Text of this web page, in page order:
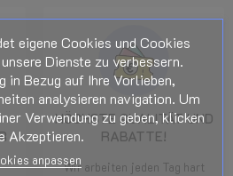
HÖCHSTE QUALITÄT UND
RABATTE!
Wir arbeiten jeden Tag hart
eigene Cookies und Cookies
Dienste zu verbessern.
in Bezug auf Ihre Vorlieben,
analysieren navigation. Um
Verwendung zu geben, klicken
Akzeptieren.
anpassen